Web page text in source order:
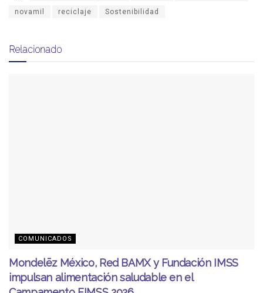
novamil reciclaje Sostenibilidad
Relacionado
COMUNICADOS
Mondelēz México, Red BAMX y Fundación IMSS
impulsan alimentación saludable en el